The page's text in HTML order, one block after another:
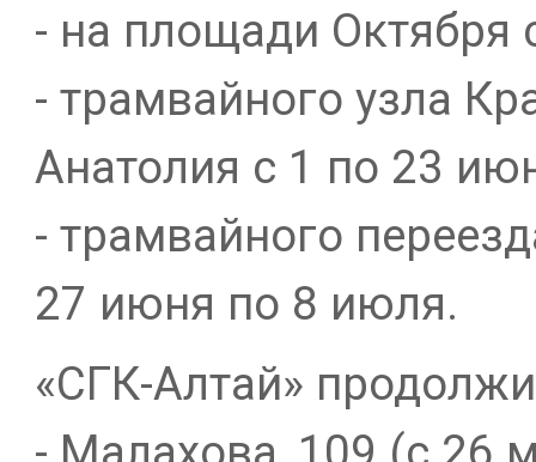
- на площади Октября
- трамвайного узла
Анатолия с 1 по 23
- трамвайного
27 июня по 8 июля.
«СГК-Алтай»